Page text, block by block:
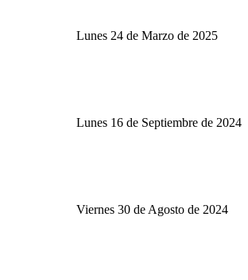
Lunes 24 de Marzo de 2025
Lunes 16 de Septiembre de 2024
Viernes 30 de Agosto de 2024